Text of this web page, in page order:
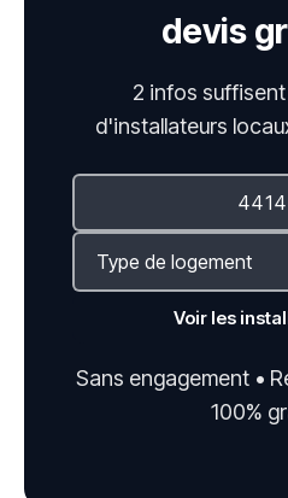
devis
2 infos
d'installateurs
Voir les
Sans engagement •
100%